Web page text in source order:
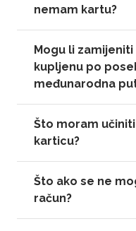
nemam kartu?
Mogu li
kupljenu po
međunarodna
Što moram
karticu?
Što ako se ne
račun?